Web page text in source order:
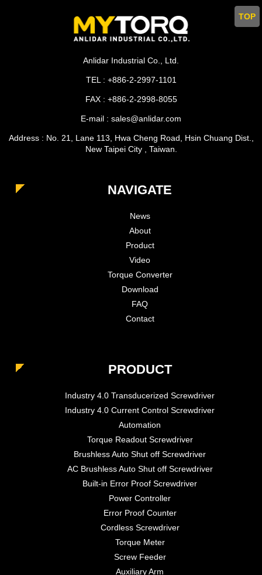
TOP
Anlidar Industrial Co., Ltd.
TEL : +886-2-2997-1101
FAX : +886-2-2998-8055
E-mail : sales@anlidar.com
Address : No. 21, Lane 113, Hwa Cheng Road, Hsin Chuang Dist.,
New Taipei City , Taiwan.
NAVIGATE
News
About
Product
Video
Torque Converter
Download
FAQ
Contact
PRODUCT
Industry 4.0 Transducerized Screwdriver
Industry 4.0 Current Control Screwdriver
Automation
Torque Readout Screwdriver
Brushless Auto Shut off Screwdriver
AC Brushless Auto Shut off Screwdriver
Built-in Error Proof Screwdriver
Power Controller
Error Proof Counter
Cordless Screwdriver
Torque Meter
Screw Feeder
Auxiliary Arm